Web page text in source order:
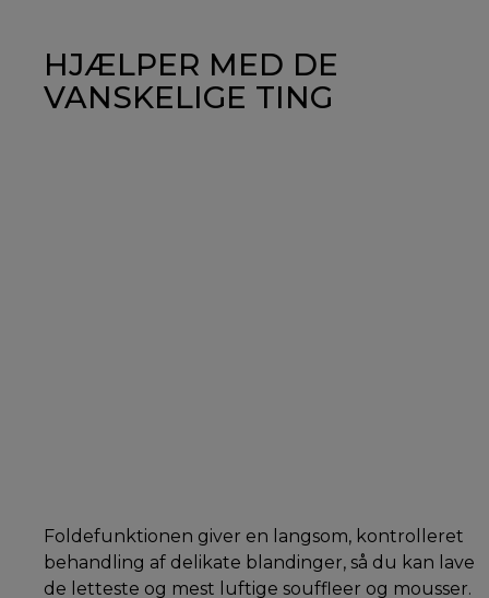
HJÆLPER MED DE
VANSKELIGE TING
Foldefunktionen giver en langsom, kontrolleret
behandling af delikate blandinger, så du kan lave
de letteste og mest luftige souffleer og mousser.